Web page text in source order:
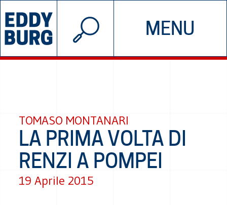
MENU
INIZIATIVE CHI SIAMO
© 2026 EDDYBURG
TOMASO MONTANARI
LA PRIMA VOLTA DI
RENZI A POMPEI
19 Aprile 2015